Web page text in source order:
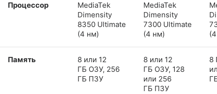
Процессор
MediaTek
Dimensity
8350 Ultimate
(4 нм)
MediaTek
Dimensity
7300 Ultimate
(4 нм)
Память
8 или 12
ГБ ОЗУ, 256
ГБ ПЗУ
8 или 12
ГБ ОЗУ, 128
или 256
ГБ ПЗУ
8